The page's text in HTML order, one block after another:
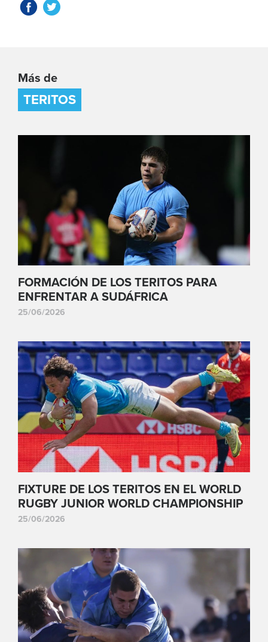
Más de
TERITOS
FORMACIÓN DE LOS TERITOS PARA
ENFRENTAR A SUDÁFRICA
25/06/2026
FIXTURE DE LOS TERITOS EN EL WORLD
RUGBY JUNIOR WORLD CHAMPIONSHIP
25/06/2026